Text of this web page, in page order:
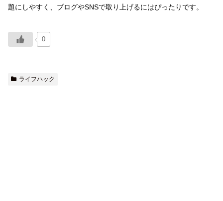
題にしやすく、ブログやSNSで取り上げるにはぴったりです。
0
ライフハック